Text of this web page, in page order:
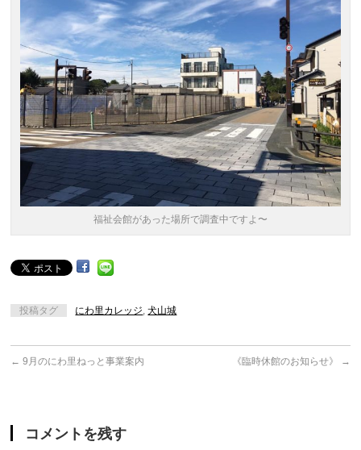
福祉会館があった場所で調査中ですよ〜
投稿タグ にわ里カレッジ ,犬山城
← 9月のにわ里ねっと事業案内 《臨時休館のお知らせ》 →
コメントを残す